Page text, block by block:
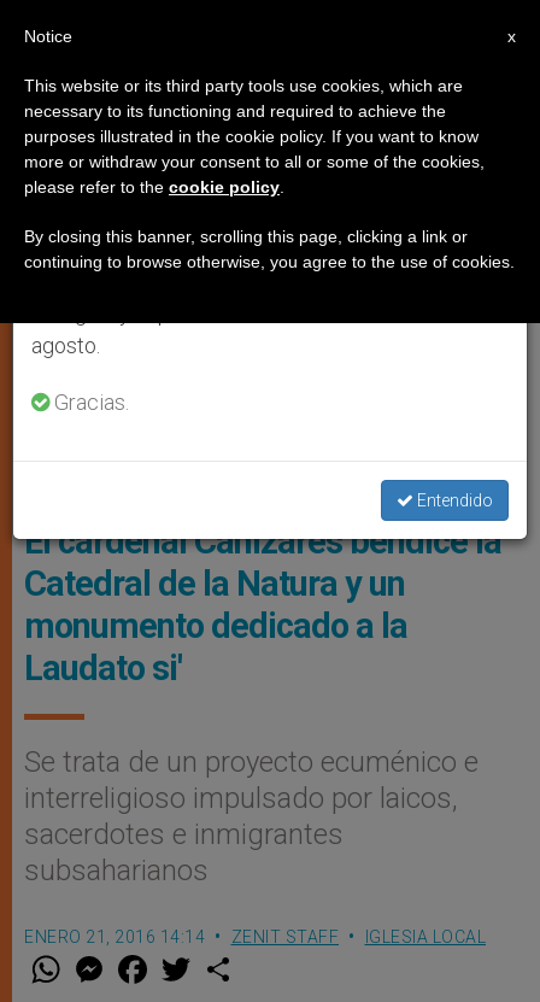
IGLESIA LOCAL
El Cardenal Bendice En Vallada Un Monumento Dedicado A La
Encíclica “Laudato Si'”
El cardenal Cañizares bendice la
Catedral de la Natura y un
monumento dedicado a la
Laudato si'
Se trata de un proyecto ecuménico e
interreligioso impulsado por laicos,
sacerdotes e inmigrantes
subsaharianos
ENERO 21, 2016 14:14 ZENIT STAFF IGLESIA LOCAL
W M
e
F
a w
×
Aviso importante
Del 27 de julio al 7 de agosto haremos la pausa
anual, aprovechando que en el periodo de verano
se generan menos informaciones y también el
agosto.
Gracias.
Entendido
x
Notice
This website or its third party tools use cookies, which are
necessary to its functioning and required to achieve the
purposes illustrated in the cookie policy. If you want to know
more or withdraw your consent to all or some of the cookies,
please refer to the cookie policy
By closing this banner, scrolling this page, clicking a link or
continuing to browse otherwise, you agree to the use of cookies.